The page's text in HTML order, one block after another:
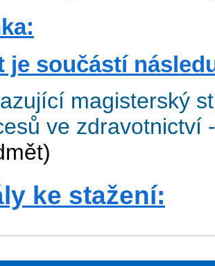
je součástí
magisterský
ve zdravotnictví
ke stažení: